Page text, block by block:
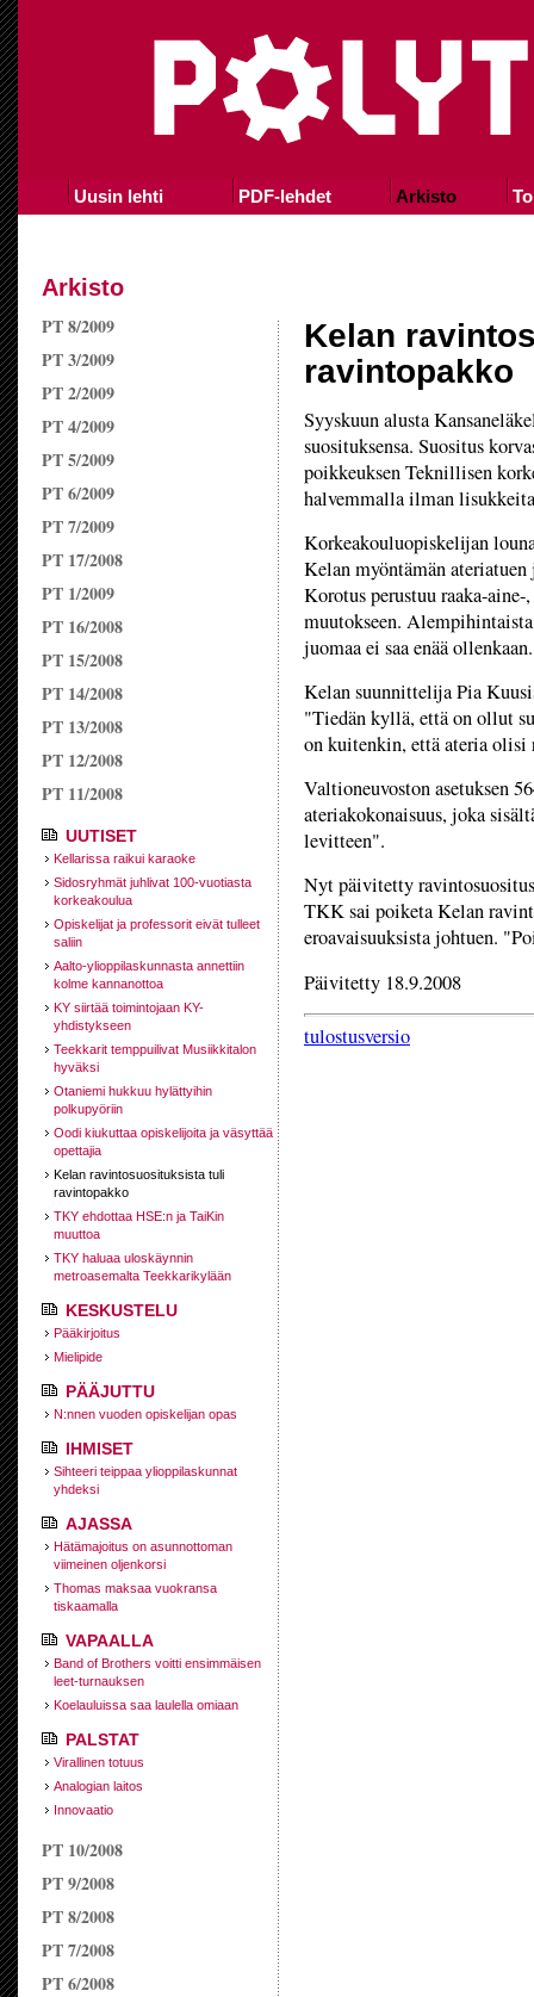
Uusin lehti PDF-lehdet Arkisto
Arkisto
PT 8/2009
PT 3/2009
PT 2/2009
PT 4/2009
PT 5/2009
PT 6/2009
PT 7/2009
PT 17/2008
PT 1/2009
PT 16/2008
PT 15/2008
PT 14/2008
PT 13/2008
PT 12/2008
PT 11/2008
UUTISET
Kellarissa raikui karaoke
Sidosryhmät juhlivat 100-vuotiasta
korkeakoulua
Opiskelijat ja professorit eivät tulleet
saliin
Aalto-ylioppilaskunnasta annettiin
kolme kannanottoa
KY siirtää toimintojaan KY-
yhdistykseen
Teekkarit temppuilivat Musiikkitalon
hyväksi
Otaniemi hukkuu hylättyihin
polkupyöriin
Oodi kiukuttaa opiskelijoita ja väsyttää
opettajia
Kelan ravintosuosituksista tuli
ravintopakko
TKY ehdottaa HSE:n ja TaiKin
muuttoa
TKY haluaa uloskäynnin
metroasemalta Teekkarikylään
KESKUSTELU
Pääkirjoitus
Mielipide
PÄÄJUTTU
N:nnen vuoden opiskelijan opas
IHMISET
Sihteeri teippaa ylioppilaskunnat
yhdeksi
AJASSA
Hätämajoitus on asunnottoman
viimeinen oljenkorsi
Thomas maksaa vuokransa
tiskaamalla
VAPAALLA
Band of Brothers voitti ensimmäisen
leet-turnauksen
Koelauluissa saa laulella omiaan
PALSTAT
Virallinen totuus
Analogian laitos
Innovaatio
PT 10/2008
PT 9/2008
PT 8/2008
PT 7/2008
PT 6/2008
Kelan
ravintopakko
Syyskuun alusta
suosituksensa. Suositus
poikkeuksen Teknillisen
halvemmalla ilman
Korkeakouluopiskelijan
Kelan myöntämän ateriatuen
Korotus perustuu raaka-
muutokseen.
juomaa ei saa enää ollenkaan.
Kelan suunnittelija Pia
"Tiedän kyllä, että on ollut
on kuitenkin, että ateria
Valtioneuvoston asetuksen
ateriakokonaisuus, joka
levitteen".
Nyt päivitetty
TKK sai poiketa Kelan
eroavaisuuksista johtuen.
Päivitetty 18.9.2008
tulostusversio